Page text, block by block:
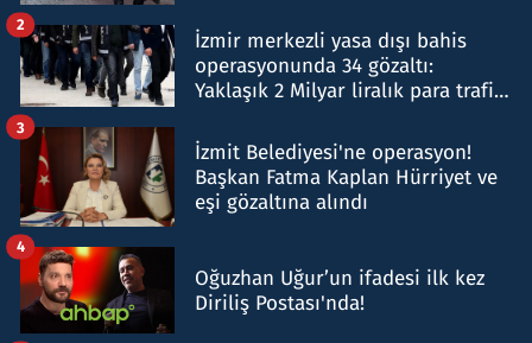
İzmir merkezli yasa dışı bahis
operasyonunda 34 gözaltı:
Yaklaşık 2 Milyar liralık para trafiği
2
İzmit Belediyesi'ne operasyon!
Başkan Fatma Kaplan Hürriyet ve
eşi gözaltına alındı
3
Oğuzhan Uğur’un ifadesi ilk kez
Diriliş Postası'nda!
4